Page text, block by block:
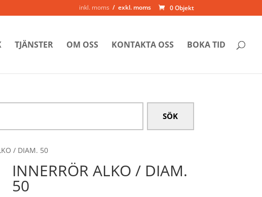
0 Objekt
inkl. moms exkl. moms
TJÄNSTER OM OSS KONTAKTA OSS BOKA TID
/ DIAM. 50
INNERRÖR ALKO / DIAM.
50